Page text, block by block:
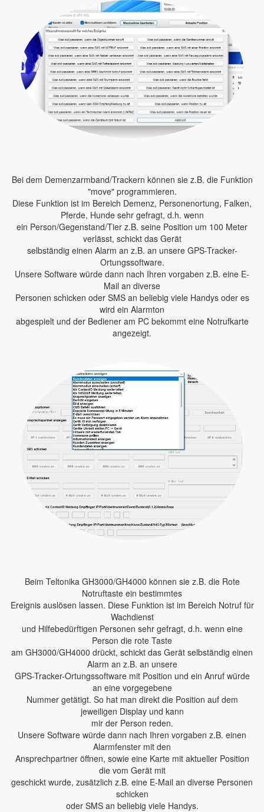
Bei dem Demenzarmband/Trackern können sie z.B. die Funktion
"move" programmieren.
Diese Funktion ist im Bereich Demenz, Personenortung, Falken,
Pferde, Hunde sehr gefragt, d.h. wenn
ein Person/Gegenstand/Tier z.B. seine Position um 100 Meter
verlässt, schickt das Gerät
selbständig einen Alarm an z.B. an unsere GPS-Tracker-
Ortungssoftware.
Unsere Software würde dann nach Ihren vorgaben z.B. eine E-
Mail an diverse
Personen schicken oder SMS an beliebig viele Handys oder es
wird ein Alarmton
abgespielt und der Bediener am PC bekommt eine Notrufkarte
angezeigt.
Beim Teltonika GH3000/GH4000 können sie z.B. die Rote
Notruftaste ein bestimmtes
Ereignis auslösen lassen. Diese Funktion ist im Bereich Notruf für
Wachdienst
und Hilfebedürftigen Personen sehr gefragt, d.h. wenn eine
Person die rote Taste
am GH3000/GH4000 drückt, schickt das Gerät selbständig einen
Alarm an z.B. an unsere
GPS-Tracker-Ortungssoftware mit Position und ein Anruf würde
an eine vorgegebene
Nummer getätigt. So hat man direkt die Position auf dem
jeweiligen Display und kann
mir der Person reden.
Unsere Software würde dann nach Ihren vorgaben z.B. einen
Alarmfenster mit den
Ansprechpartner öffnen, sowie eine Karte mit aktueller Position
die vom Gerät mit
geschickt wurde, zusätzlich z.B. eine E-Mail an diverse Personen
schicken
oder SMS an beliebig viele Handys.